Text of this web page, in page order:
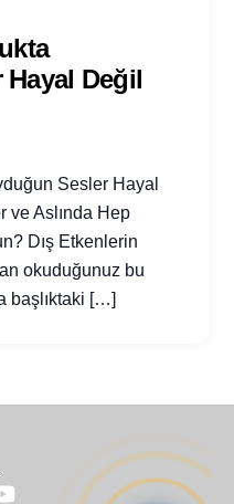
Değil
Sesler Hayal
ve Aslında Hep
Dış Etkenlerin
okuduğunuz bu
başlıktaki […]